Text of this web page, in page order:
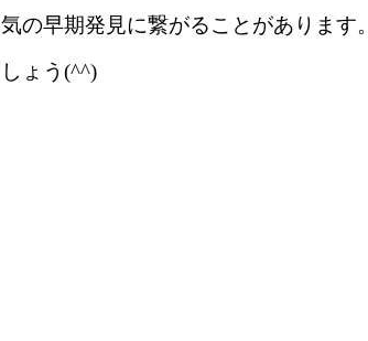
の早期発見に繋がることがあります。
ょう(^^)